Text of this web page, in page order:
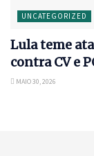
UNCATEGORIZED
Lula teme
contra CV e
MAIO 30, 2026